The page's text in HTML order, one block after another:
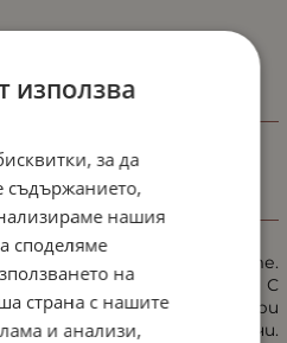
безупречен грим на очите.
изглажда и матира. С
за да се подобри
на сенките за очи.
използва
за да
съдържанието,
нашия
споделяме
на
страна с нашите
и анализи,